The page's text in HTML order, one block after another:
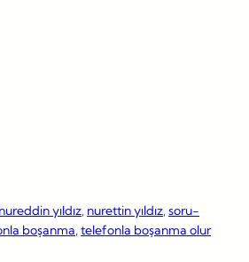
nureddin yıldız, nurettin yıldız, soru-
boşanma, telefonla boşanma olur